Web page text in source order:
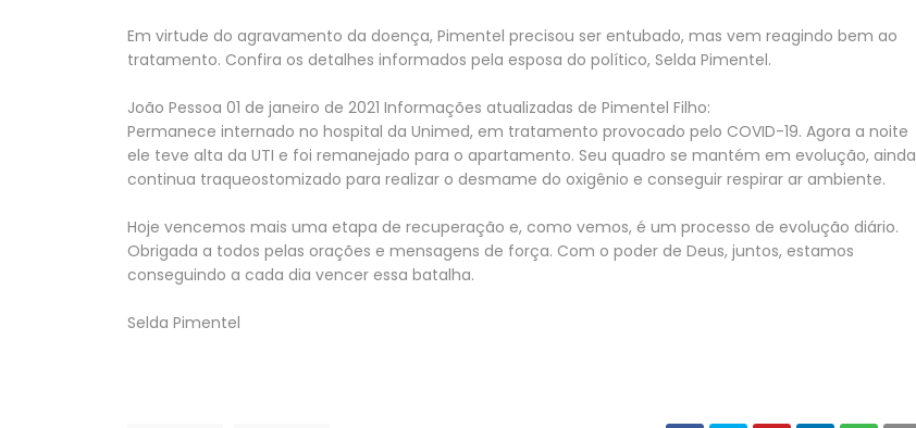
Em virtude do agravamento da doença, Pimentel precisou ser entubado, mas vem reagindo bem ao
tratamento. Confira os detalhes informados pela esposa do político, Selda Pimentel.
João Pessoa 01 de janeiro de 2021 Informações atualizadas de Pimentel Filho:
Permanece internado no hospital da Unimed, em tratamento provocado pelo COVID-19. Agora a noite
ele teve alta da UTI e foi remanejado para o apartamento. Seu quadro se mantém em evolução, ainda
continua traqueostomizado para realizar o desmame do oxigênio e conseguir respirar ar ambiente.
Hoje vencemos mais uma etapa de recuperação e, como vemos, é um processo de evolução diário.
Obrigada a todos pelas orações e mensagens de força. Com o poder de Deus, juntos, estamos
conseguindo a cada dia vencer essa batalha.
Selda Pimentel